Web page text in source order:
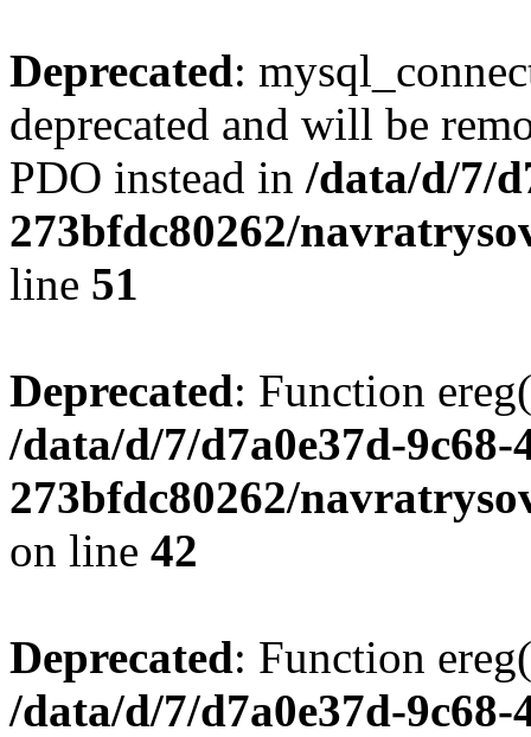
Deprecated:
deprecated and will be
PDO instead in /data/d/7/
273bfdc80262/
line 51
Deprecated: Function
/data/d/7/d7a0e37d-9c68-
273bfdc80262/
on line 42
Deprecated: Function
/data/d/7/d7a0e37d-9c68-